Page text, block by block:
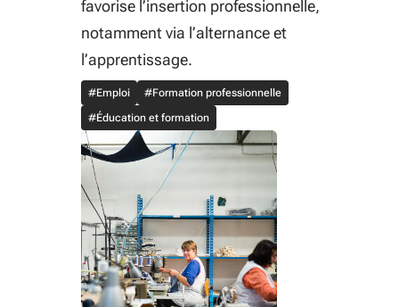
favorise l’insertion professionnelle,
notamment via l’alternance et
l’apprentissage.
#Emploi
#Formation professionnelle
#Éducation et formation